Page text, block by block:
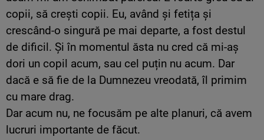
copii, să crești copii. Eu, având și fetița și
crescând-o singură pe mai departe, a fost destul
de dificil. Și în momentul ăsta nu cred că mi-aș
dori un copil acum, sau cel puțin nu acum. Dar
dacă e să fie de la Dumnezeu vreodată, îl primim
cu mare drag.
Dar acum nu, ne focusăm pe alte planuri, că avem
lucruri importante de făcut.